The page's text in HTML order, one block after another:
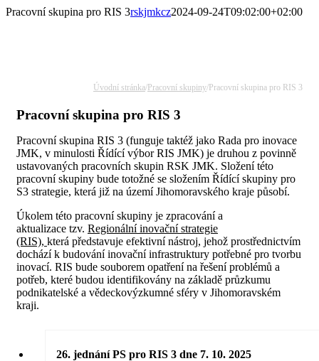
Přeskočit
Pracovní skupina pro RIS 3rskjmkcz2024-09-24T09:02:00+02:00
Úvodní stránka/ Pracovní skupiny/ Pracovní skupina pro RIS 3
Pracovní skupina pro RIS 3
Pracovní skupina RIS 3 (funguje taktéž jako Rada pro inovace
JMK, v minulosti Řídící výbor RIS JMK) je druhou z povinně
ustavovaných pracovních skupin RSK JMK. Složení této
pracovní skupiny bude totožné se složením Řídící skupiny pro
S3 strategie, která již na území Jihomoravského kraje působí.
Úkolem této pracovní skupiny je zpracování a
aktualizace tzv. Regionální inovační strategie
(RIS), která představuje efektivní nástroj, jehož prostřednictvím
dochází k budování inovační infrastruktury potřebné pro tvorbu
inovací. RIS bude souborem opatření na řešení problémů a
potřeb, které budou identifikovány na základě průzkumu
podnikatelské a vědeckovýzkumné sféry v Jihomoravském
kraji.
26. jednání PS pro RIS 3 dne 7. 10. 2025